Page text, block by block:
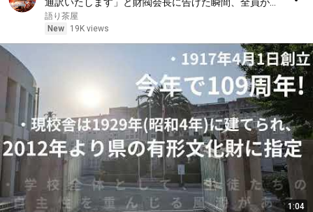
笑した。しかし5分後、その場は静まり返った。#動
エピソード#老後の物語 #家族の物語
語り茶屋
New
19K views
1:04